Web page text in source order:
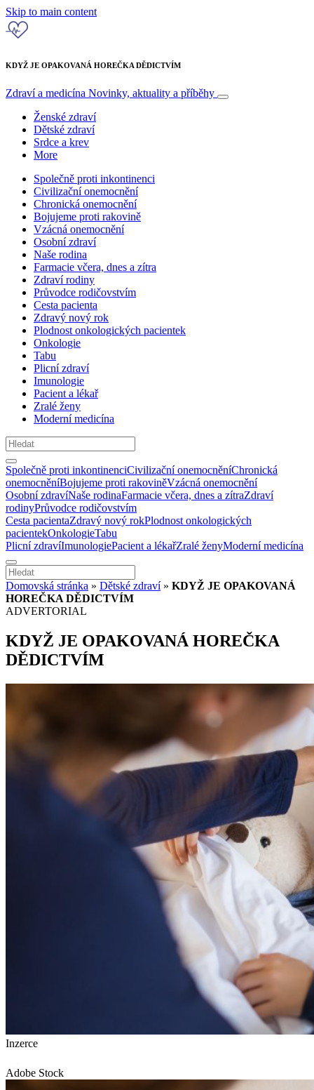
Skip to main content
KDYŽ JE OPAKOVANÁ HOREČKA DĚDICTVÍM
Zdraví a medicína Novinky, aktuality a příběhy
Ženské zdraví
Dětské zdraví
Srdce a krev
More
Společně proti inkontinenci
Civilizační onemocnění
Chronická onemocnění
Bojujeme proti rakovině
Vzácná onemocnění
Osobní zdraví
Naše rodina
Farmacie včera, dnes a zítra
Zdraví rodiny
Průvodce rodičovstvím
Cesta pacienta
Zdravý nový rok
Plodnost onkologických pacientek
Onkologie
Tabu
Plicní zdraví
Imunologie
Pacient a lékař
Zralé ženy
Moderní medicína
Společně proti inkontinenciCivilizační onemocněníChronická
onemocněníBojujeme proti rakoviněVzácná onemocnění
Osobní zdravíNaše rodinaFarmacie včera, dnes a zítraZdraví
rodinyPrůvodce rodičovstvím
Cesta pacientaZdravý nový rokPlodnost onkologických
pacientekOnkologieTabu
Plicní zdravíImunologiePacient a lékařZralé ženyModerní medicína
Domovská stránka » Dětské zdraví» KDYŽ JE OPAKOVANÁ
HOREČKA DĚDICTVÍM
ADVERTORIAL
KDYŽ JE OPAKOVANÁ HOREČKA
DĚDICTVÍM
Inzerce
Adobe Stock